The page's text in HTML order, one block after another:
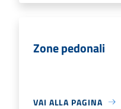
Zone pedonali
VAI ALLA PAGINA